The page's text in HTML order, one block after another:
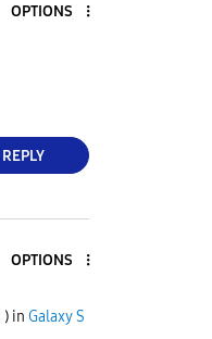
OPTIONS
REPLY
OPTIONS
) in Galaxy S